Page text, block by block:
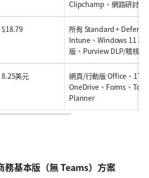
Clipchamp、網路研討會
$18.79
所有 Standard +
Intune、Windows 11 專
版、Purview DLP/稽核
8.25美元
網頁/行動版 Office、1TB
OneDrive、Forms、To
Planner
基本版（無 Teams）方案